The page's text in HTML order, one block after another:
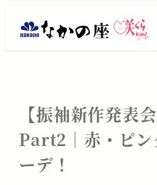
振
ン
タ
ル・
【振袖新作発表
Part2｜赤・ピン
ーデ！